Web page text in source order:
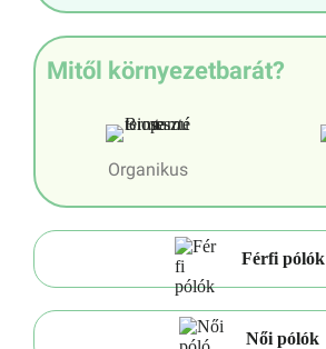
Mitől környezetbarát?
Organikus
Férfi pólók
Női pólók